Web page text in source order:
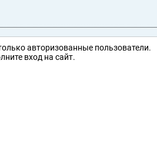
авторизованные пользователи.
вход на сайт.